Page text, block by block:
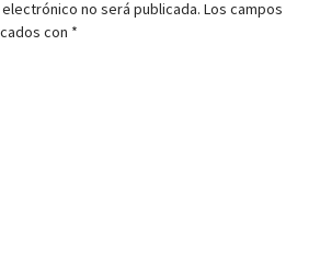
no será publicada. Los campos
con *